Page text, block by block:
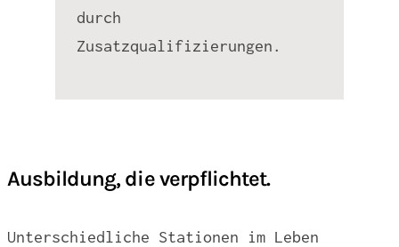
durch
Zusatzqualifizierungen.
Ausbildung, die verpflichtet.
Unterschiedliche Stationen im Leben